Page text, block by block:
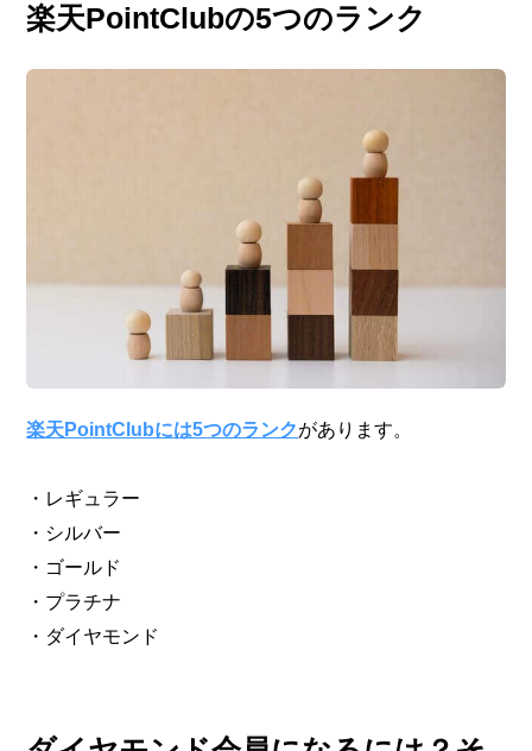
楽天PointClubの5つのランク
楽天PointClubには5つのランクがあります。
・レギュラー
・シルバー
・ゴールド
・プラチナ
・ダイヤモンド